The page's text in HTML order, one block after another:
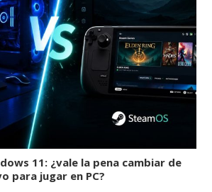
11: ¿vale la pena cambiar de
para jugar en PC?